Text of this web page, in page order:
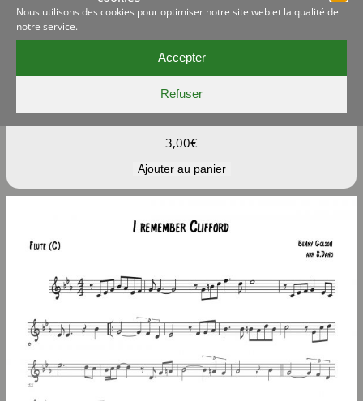
Nous utilisons des cookies pour optimiser notre site web et la qualité de
notre service.
Accepter
Refuser
In the mood – SIb (Bb)
3,00€
Ajouter au panier